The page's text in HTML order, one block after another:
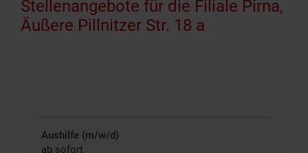
Stellenangebote für die Filiale Pirna,
Äußere Pillnitzer Str. 18 a
Aushilfe (m/w/d)
ab sofort